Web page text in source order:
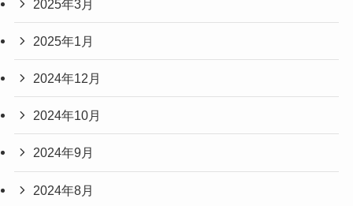
2025年3月
2025年1月
2024年12月
2024年10月
2024年9月
2024年8月